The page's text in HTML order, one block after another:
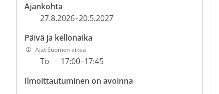
Ajankohta
27.8.2026–20.5.2027
Päivä ja kellonaika
Ajat Suomen aikaa
To
17:00–17:45
Ilmoittautuminen on avoinna